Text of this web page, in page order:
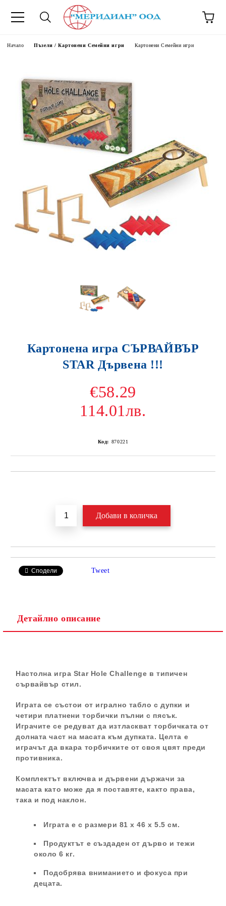
Начало Пъзели / Картонени Семейни игри Картонени Семейни игри
Картонена игра СЪРВАЙВЪР
STAR Дървена !!!
€58.29
114.01лв.
Код: 870221
Сподели Tweet
Детайлно описание
Настолна игра Star Hole Challenge в типичен
сървайвър стил.
Играта се състои от игрално табло с дупки и
четири платнени торбички пълни с пясък.
Играчите се редуват да изтласкват торбичката от
долната част на масата към дупката. Целта е
играчът да вкара торбичките от своя цвят преди
противника.
Комплектът включва и дървени държачи за
масата като може да я поставяте, както права,
така и под наклон.
Играта е с размери 81 x 46 x 5.5 см.
Продуктът е създаден от дърво и тежи
около 6 кг.
Подобрява вниманието и фокуса при
децата.